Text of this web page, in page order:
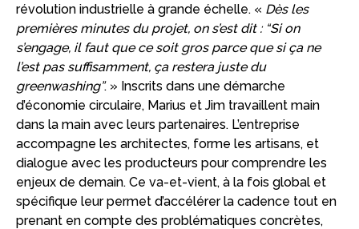
révolution industrielle à grande échelle. « Dès les
premières minutes du projet, on s’est dit : “Si on
s’engage, il faut que ce soit gros parce que si ça ne
l’est pas suffisamment, ça restera juste du
greenwashing”. » Inscrits dans une démarche
d’économie circulaire, Marius et Jim travaillent main
dans la main avec leurs partenaires. L’entreprise
accompagne les architectes, forme les artisans, et
dialogue avec les producteurs pour comprendre les
enjeux de demain. Ce va-et-vient, à la fois global et
spécifique leur permet d’accélérer la cadence tout en
prenant en compte des problématiques concrètes,